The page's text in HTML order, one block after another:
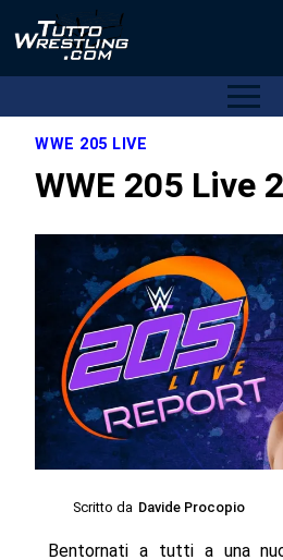
WWE 205 LIVE
WWE 205 Live
Scritto da Davide Procopio
Bentornati a tutti a una